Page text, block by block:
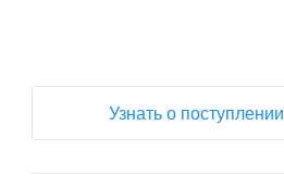
Узнать о поступлении